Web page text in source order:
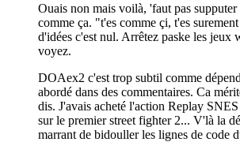
Ouais non mais voilà, 'faut pas supputer
comme ça. "t'es comme çi, t'es
d'idées c'est nul. Arrêtez paske les jeux
voyez.
DOAex2 c'est trop subtil comme
abordé dans des commentaires. Ca
dis. J'avais acheté l'action Replay
sur le premier street fighter 2... V'là la
marrant de bidouller les lignes de code